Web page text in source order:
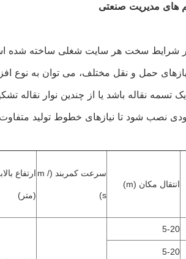
های مدیریت صنعتی
شرایط سخت هر سایت شغلی ساخته شده
حمل و نقل مختلف، می توان به
نقاله باشد یا از چندین نوار نقاله
نصب شود تا نیازهای خطوط تولید متفاوت
انتقال مكان (m)
سرعت کمربند (m /
s)
ارتفاع
(متر)
5-20
5-20